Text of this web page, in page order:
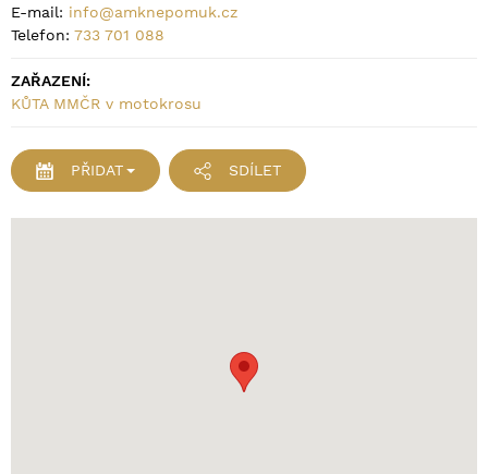
E-mail: info@amknepomuk.cz
Telefon: 733 701 088
ZAŘAZENÍ:
KŮTA MMČR v motokrosu
PŘIDAT SDÍLET